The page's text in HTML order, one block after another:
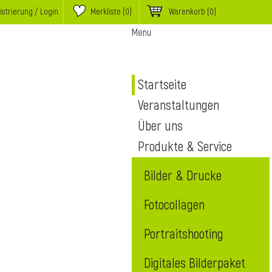
/ Login Merkliste (0) Warenkorb (0)
Menu
Startseite
Veranstaltungen
Über uns
Produkte & Service
Bilder & Drucke
Fotocollagen
Portraitshooting
Digitales Bilderpaket